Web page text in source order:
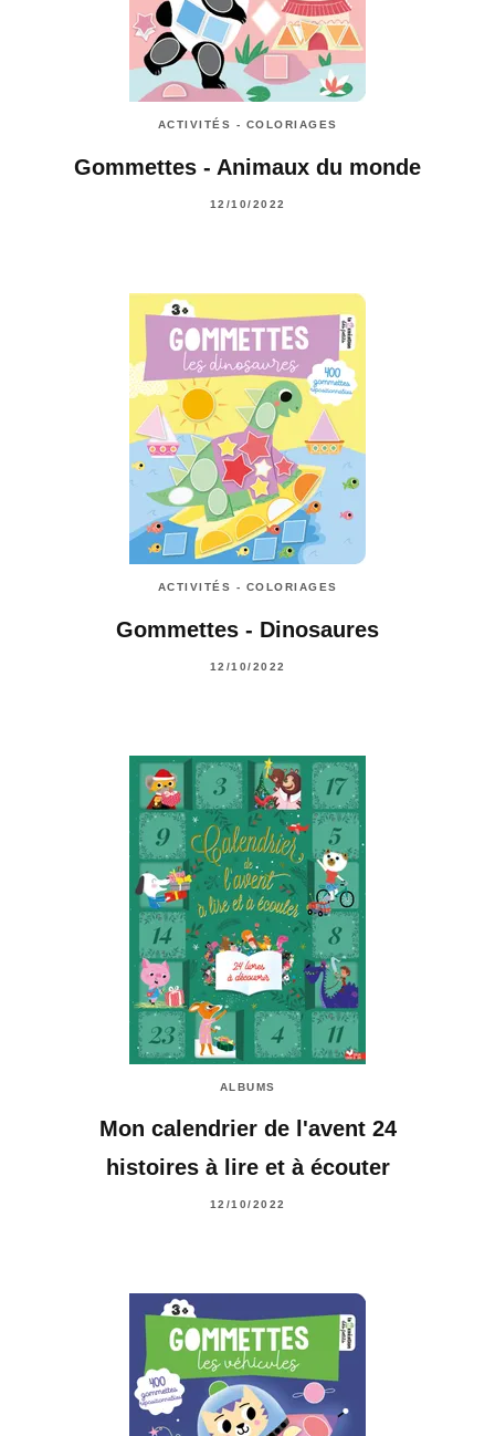
ACTIVITÉS - COLORIAGES
Gommettes - Animaux du monde
12/10/2022
ACTIVITÉS - COLORIAGES
Gommettes - Dinosaures
12/10/2022
ALBUMS
Mon calendrier de l'avent 24
histoires à lire et à écouter
12/10/2022